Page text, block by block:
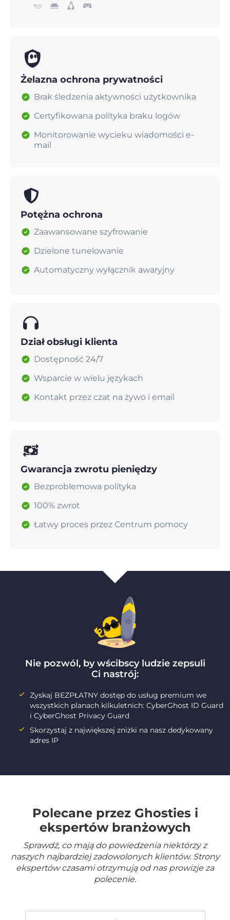
Żelazna ochrona prywatności
Brak śledzenia aktywności użytkownika
Certyfikowana polityka braku logów
Monitorowanie wycieku wiadomości e-
mail
Potężna ochrona
Zaawansowane szyfrowanie
Dzielone tunelowanie
Automatyczny wyłącznik awaryjny
Dział obsługi klienta
Dostępność 24/7
Wsparcie w wielu językach
Kontakt przez czat na żywo i email
Gwarancja zwrotu pieniędzy
Bezproblemowa polityka
100% zwrot
Łatwy proces przez Centrum pomocy
Nie pozwól, by wścibscy ludzie zepsuli
Ci nastrój:
Zyskaj BEZPŁATNY dostęp do usług premium we
wszystkich planach kilkuletnich: CyberGhost ID Guard
i CyberGhost Privacy Guard
Skorzystaj z największej zniżki na nasz dedykowany
adres IP
Polecane przez Ghosties i
ekspertów branżowych
Sprawdź, co mają do powiedzenia niektórzy z
naszych najbardziej zadowolonych klientów. Strony
ekspertów czasami otrzymują od nas prowizje za
polecenie.